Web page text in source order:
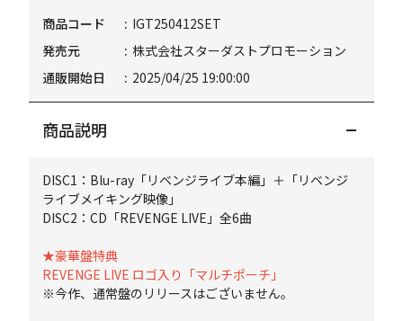
商品コード
IGT250412SET
発売元
株式会社スターダストプロモーション
通販開始日
2025/04/25 19:00:00
商品説明
DISC1：Blu-ray「リベンジライブ本編」＋「リベンジ
ライブメイキング映像」
DISC2：CD「REVENGE LIVE」全6曲
★豪華盤特典
REVENGE LIVE ロゴ入り「マルチポーチ」
※今作、通常盤のリリースはございません。